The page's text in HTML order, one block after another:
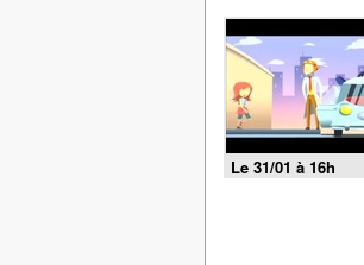
Le 31/01 à 16h